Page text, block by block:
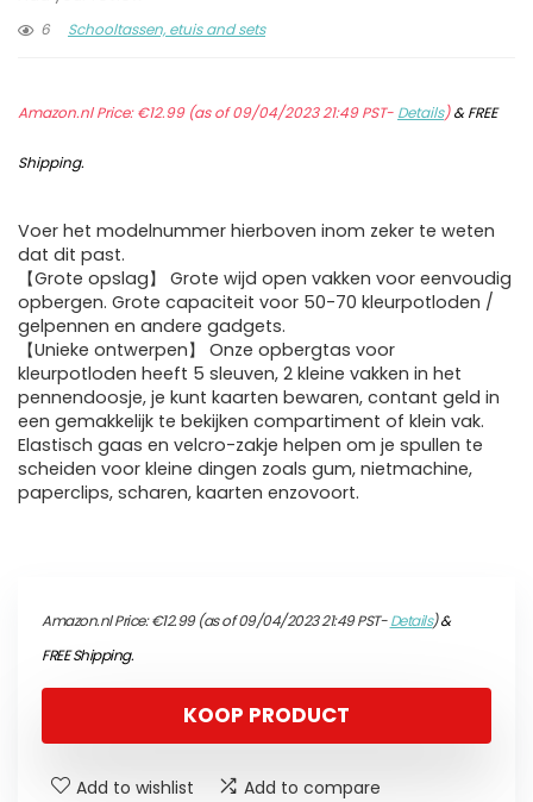
6
Schooltassen, etuis and sets
Amazon.nl Price:€12.99(as of 09/04/2023 21:49 PST- Details)&FREE
Shipping.
Voer het modelnummer hierboven inom zeker te weten
dat dit past.
【Grote opslag】 Grote wijd open vakken voor eenvoudig
opbergen. Grote capaciteit voor 50-70 kleurpotloden /
gelpennen en andere gadgets.
【Unieke ontwerpen】 Onze opbergtas voor
kleurpotloden heeft 5 sleuven, 2 kleine vakken in het
pennendoosje, je kunt kaarten bewaren, contant geld in
een gemakkelijk te bekijken compartiment of klein vak.
Elastisch gaas en velcro-zakje helpen om je spullen te
scheiden voor kleine dingen zoals gum, nietmachine,
paperclips, scharen, kaarten enzovoort.
Amazon.nl Price:€12.99(as of 09/04/2023 21:49 PST-Details)&
FREE Shipping.
KOOP PRODUCT
Add to wishlist Add to compare